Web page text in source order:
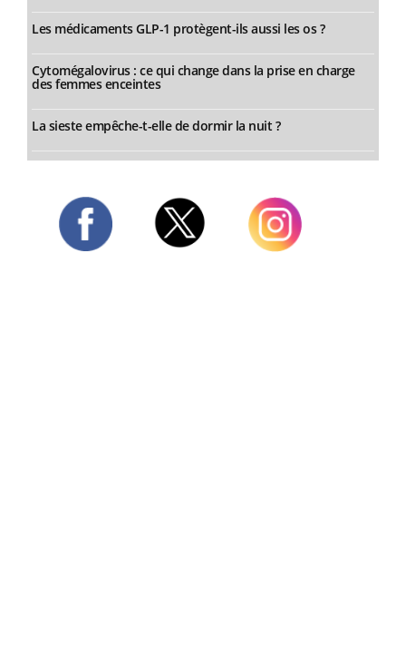
Les médicaments GLP-1 protègent-ils aussi les os ?
Cytomégalovirus : ce qui change dans la prise en charge
des femmes enceintes
La sieste empêche-t-elle de dormir la nuit ?